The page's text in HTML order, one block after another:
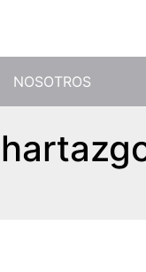
NOSOTROS